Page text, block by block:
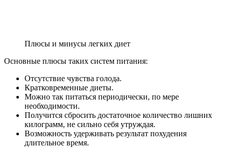
Плюсы и минусы легких диет
Основные плюсы таких систем питания:
Отсутствие чувства голода.
Кратковременные диеты.
Можно так питаться периодически, по мере
необходимости.
Получится сбросить достаточное количество лишних
килограмм, не сильно себя утруждая.
Возможность удерживать результат похудения
длительное время.